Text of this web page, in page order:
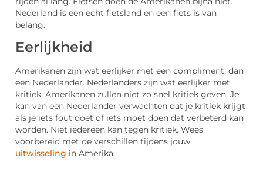
Nederland is een echt fietsland en een fiets is van
belang.
Eerlijkheid
Amerikanen zijn wat eerlijker met een compliment, dan
een Nederlander. Nederlanders zijn wat eerlijker met
kritiek. Amerikanen zullen niet zo snel kritiek geven. Je
kan van een Nederlander verwachten dat je kritiek krijgt
als je iets fout doet of iets moet doen dat verbeterd kan
worden. Niet iedereen kan tegen kritiek. Wees
voorbereid met de verschillen tijdens jouw
uitwisseling in Amerika.